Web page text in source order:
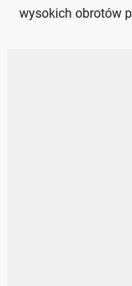
wysokich obrotów